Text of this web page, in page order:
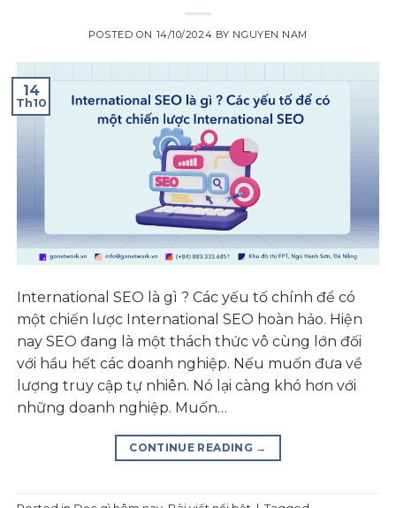
POSTED ON 14/10/2024 BY NGUYEN NAM
14
Th10
International SEO là gì ? Các yếu tố chính để có
một chiến lược International SEO hoàn hảo. Hiện
nay SEO đang là một thách thức vô cùng lớn đối
với hầu hết các doanh nghiệp. Nếu muốn đưa về
lượng truy cập tự nhiên. Nó lại càng khó hơn với
những doanh nghiệp. Muốn…
CONTINUE READING →